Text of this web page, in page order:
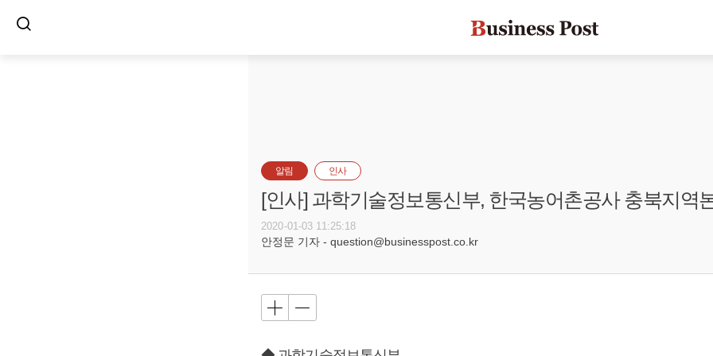
알림 인사
[인사] 과학기술정보통신부, 한국농어촌공사 충북지역
2020-01-03 11:25:18
안정문 기자 - question@businesspost.co.kr